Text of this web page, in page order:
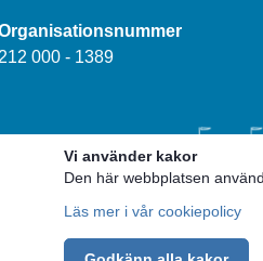
Vi använder kakor
Den här webbplatsen
Läs mer i vår cookiepolicy
212 000 - 1389